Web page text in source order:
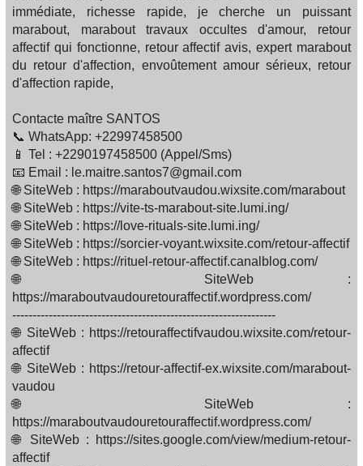
immédiate, richesse rapide, je cherche un puissant
marabout, marabout travaux occultes d'amour, retour
affectif qui fonctionne, retour affectif avis, expert marabout
du retour d'affection, envoûtement amour sérieux, retour
d'affection rapide,
Contacte maître SANTOS
📞 WhatsApp: +22997458500
📱 Tel : +2290197458500 (Appel/Sms)
📧 Email : le.maitre.santos7@gmail.com
🌐 SiteWeb : https://maraboutvaudou.wixsite.com/marabout
🌐 SiteWeb : https://vite-ts-marabout-site.lumi.ing/
🌐 SiteWeb : https://love-rituals-site.lumi.ing/
🌐 SiteWeb : https://sorcier-voyant.wixsite.com/retour-affectif
🌐 SiteWeb : https://rituel-retour-affectif.canalblog.com/
🌐 SiteWeb :
https://maraboutvaudouretouraffectif.wordpress.com/
-----------------------------------------------------------------
🌐 SiteWeb : https://retouraffectifvaudou.wixsite.com/retour-
affectif
🌐 SiteWeb : https://retour-affectif-ex.wixsite.com/marabout-
vaudou
🌐 SiteWeb :
https://maraboutvaudouretouraffectif.wordpress.com/
🌐 SiteWeb : https://sites.google.com/view/medium-retour-
affectif